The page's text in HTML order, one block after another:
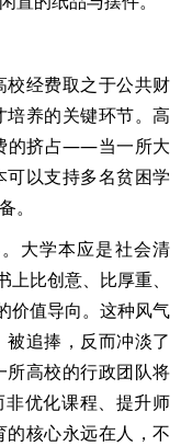
经费取之于公共财
养的关键环节。高
的挤占——当一所大
以支持多名贫困学
。
大学本应是社会清
比创意、比厚重、
价值导向。这种风气
追捧，反而冲淡了
所高校的行政团队将
非优化课程、提升师
核心永远在人，不